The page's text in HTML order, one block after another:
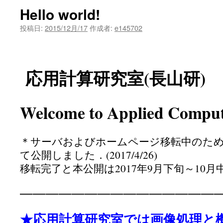
へ
プ
Hello world!
投稿日: 2015/12月/17作成者: e145702
応用計算研究室(長山研)
Welcome to Applied
＊サーバおよびホームページ移転中のた
て公開しました．(2017/4/26)
移転完了と本公開は2017年9月下旬～10月
★応用計算研究室では画像処理と